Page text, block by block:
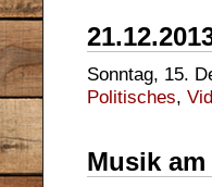
Sonntag, 15.
Politisches,
Musik